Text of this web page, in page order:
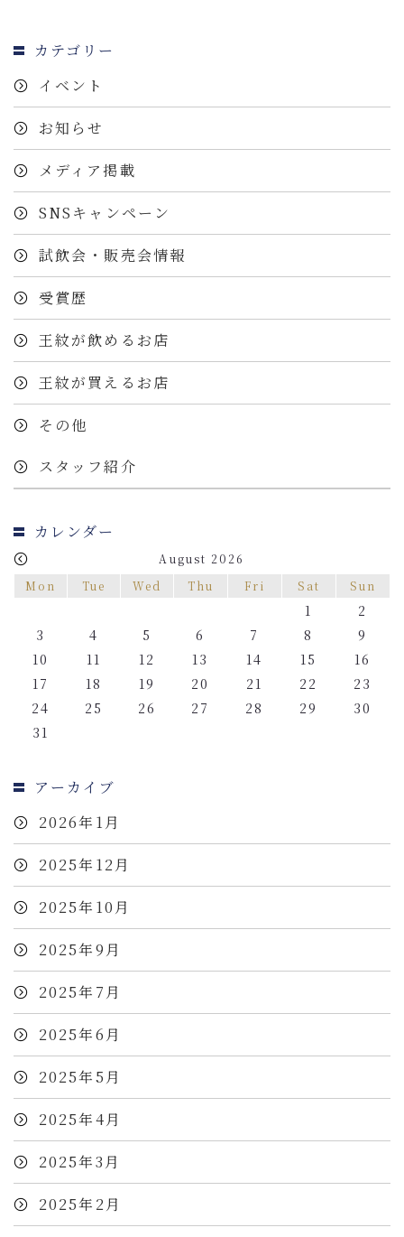
カテゴリー
イベント
お知らせ
メディア掲載
SNSキャンペーン
試飲会・販売会情報
受賞歴
王紋が飲めるお店
王紋が買えるお店
その他
スタッフ紹介
カレンダー
August 2026
Mon
Tue Wed Thu Fri Sat Sun
1
2
3
4 5 6 7 8
9
10
11 12 13 14 15
16
17
18 19 20 21 22
23
24
25 26 27 28 29
30
31
アーカイブ
2026年1月
2025年12月
2025年10月
2025年9月
2025年7月
2025年6月
2025年5月
2025年4月
2025年3月
2025年2月